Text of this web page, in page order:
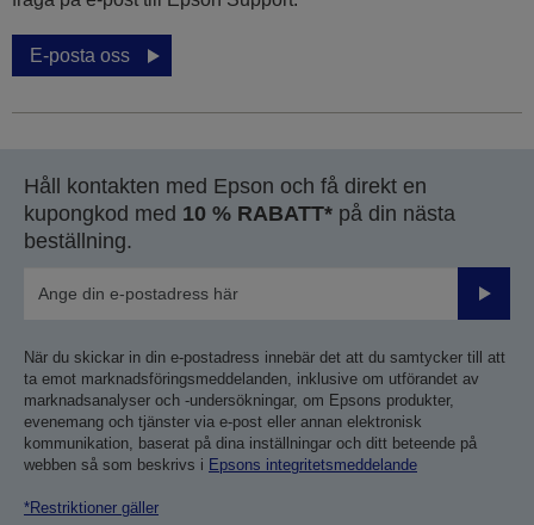
E-posta oss
Håll kontakten med Epson och få direkt en
kupongkod med 10 % RABATT* på din nästa
beställning.
Skicka
När du skickar in din e-postadress innebär det att du samtycker till att
ta emot marknadsföringsmeddelanden, inklusive om utförandet av
marknadsanalyser och -undersökningar, om Epsons produkter,
evenemang och tjänster via e-post eller annan elektronisk
kommunikation, baserat på dina inställningar och ditt beteende på
webben så som beskrivs i Epsons integritetsmeddelande
*Restriktioner gäller